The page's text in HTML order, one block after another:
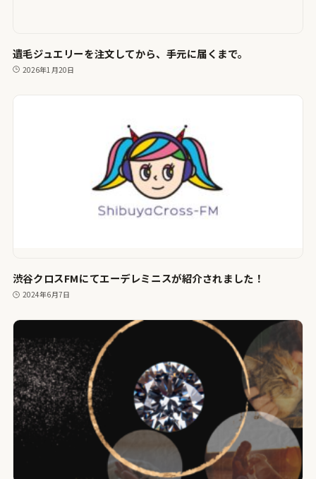
遺毛ジュエリーを注文してから、手元に届くまで。
2026年1月20日
渋谷クロスFMにてエーデレミニスが紹介されました！
2024年6月7日